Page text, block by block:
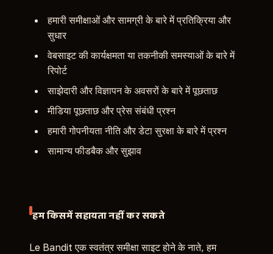
हमारी समीक्षाओं और सामग्री के बारे में प्रतिक्रिया और
सुधार
वेबसाइट की कार्यक्षमता या तकनीकी समस्याओं के बारे में
रिपोर्ट
साझेदारी और विज्ञापन के अवसरों के बारे में पूछताछ
मीडिया पूछताछ और प्रेस संबंधी प्रश्न
हमारी गोपनीयता नीति और डेटा सुरक्षा के बारे में प्रश्न
सामान्य फीडबैक और सुझाव
हम किसमें सहायता नहीं कर सकते
Le Bandit एक स्वतंत्र समीक्षा साइट होने के नाते, हम